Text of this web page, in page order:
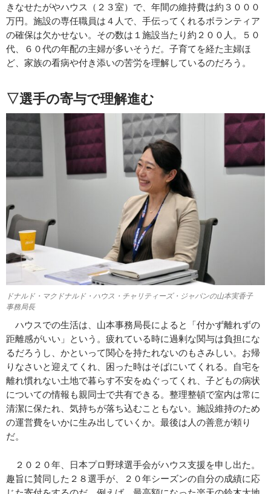
きなせたがやハウス（２３室）で、年間の維持費は約３０００
万円。施設の専任職員は４人で、手伝ってくれるボランティア
の確保は欠かせない。その数は１施設当たり約２００人。５０
代、６０代の年配の主婦が多いそうだ。子育てを経た主婦ほ
ど、家族の看病や付き添いの苦労を理解しているのだろう。
▽選手の寄与で理解進む
ドナルド・マクドナルド・ハウス・チャリティーズ・ジャパンの山本実香子
事務局長
ハウスでの生活は、山本事務局長によると「付かず離れずの
距離感がいい」という。疲れている時に過剰な関与は負担にな
るだろうし、かといって関心を持たれないのもさみしい。お帰
りなさいと迎えてくれ、困った時はそばにいてくれる。自宅を
離れ慣れない土地で暮らす不安をぬぐってくれ、子どもの病状
についての情報も親同士で共有できる。整理整頓で室内は常に
清潔に保たれ、気持ちが落ち込むこともない。施設維持のため
の運営費をいかに生み出していくか。最後は人の善意が頼り
だ。
２０２０年、日本プロ野球選手会がハウス支援を申し出た。
趣旨に賛同した２８選手が、２０年シーズンの自分の成績に応